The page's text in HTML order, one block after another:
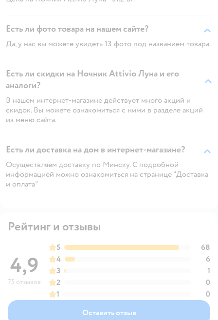
Есть ли фото товара на нашем сайте?
Да, у нас вы можете увидеть 13 фото под названием товара.
Есть ли скидки на Ночник Attivio Луна и его
аналоги?
В нашем интернет-магазине действует много акций и
скидок. Вы можете ознакомиться с ними в разделе акций
из меню сайта.
Есть ли доставка на дом в интернет-магазине?
Осуществляем доставку по Минску. С подробной
информацией можно ознакомиться на странице "Доставка
и оплата"
Рейтинг и отзывы
4,9
75 отзывов
5
68
4
6
3
1
2
0
1
0
Оставить отзыв